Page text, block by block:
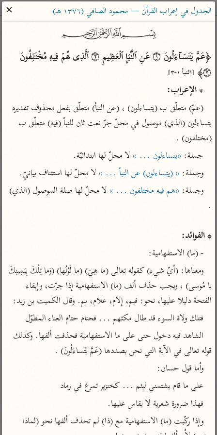
ساهم معنا في نشر القرآن والعلم الشرعي
الباحث القرآني
بحث تفسير علوم مصاحف معاجم
Type 2 or more characters for results.
Type 1 or more
characters for results.
أمّهات
تفسير الطبري
تفسير ابن كثير
تفسير القرطبي
تفسير البغوي
تفسير ابن الجوزي
تفسير الماوردي
منتقاة
تفسير ابن القيم
تفسير ابن تيمية
عامّة
تفسير السمعاني
تفسير مكّي
محاسن التأويل
للقاسمي
تفسير الثعالبي
عامّة
فتح القدير للشوكاني
تفسير ابن جزي
أخرى
أضواء البيان
نظم الدرر للبقاعي
لغة وبلاغة
التحرير والتنوير
البحر المحيط لأبي
حيان
البسيط للواحدي
معاصرة
تفسير السعدي
أيسر التفاسير
مركَّزة العبارة
تفسير الجلالين
جامع البيان للإيجي
تفسير البيضاوي
تفسير النسفي
الوجيز للواحدي
موسوعة التفسير
المأثور
الجدول في إعراب القرآن — محمود الصافي (١٣٧٦ هـ)
✕
﷽
۝٣﴾
[النبأ ١-٣]
* الإعراب:
(مختلفون) .
جملة: «يتساءلون ... » لا محلّ لها ابتدائيّة.
وجملة: « (يتساءلون) عن النبأ ... » لا محلّ لها استئناف بيانيّ.
وجملة: «هم فيه مختلفون ... »
* الفوائد:
- (ما) الاستفهامية:
الفتحة دليلا عليها، نحو: فيم، إلام، علام، بم. وقال الكميت بن زيد:
فتلك ولاة السوء قد طال مكثهم ... فحتام حتام العناء المطوّل
قوله تعالى في الآية التي نحن بصددها (عَمَّ يَتَساءَلُونَ) .
وأما قول حسان:
على ما قام يشتمني ليئم ... كخنزير تمرغ في رماد
فهذا ضرورة شعرية لا يقاس عليها.